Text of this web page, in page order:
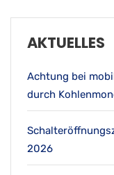
AKTUELLES
Achtung bei
durch
2026